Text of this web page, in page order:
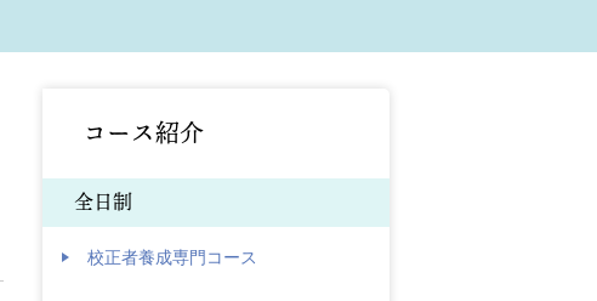
コース紹介
全日制
校正者養成専門コース